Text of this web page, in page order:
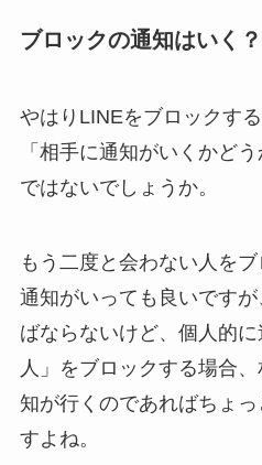
ブロックの通知はいく？
やはりLINEをブロックす
「相手に通知がいくかど
ではないでしょうか。
もう二度と会わない人を
通知がいっても良いです
ばならないけど、個人的
人」をブロックする場合
知が行くのであればちょ
すよね。